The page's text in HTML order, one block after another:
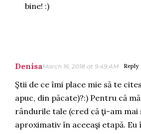
bine! :)
DenisaMarch 16, 2018 at 9:49 AM Reply
Ştii de ce îmi place mie să te
apuc, din păcate)?:) Pentru că
rândurile tale (cred că ţi-am mai
aproximativ în aceeaşi etapă. Eu